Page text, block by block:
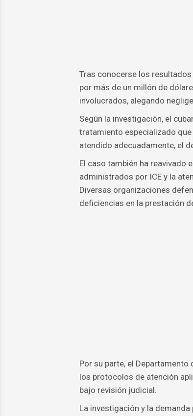
Tras conocerse los
por más de un millón de
involucrados, alegando
Según la investigación, el
tratamiento especializado
atendido adecuadamente, el
El caso también ha reavivado
administrados por ICE y la
Diversas organizaciones
deficiencias en la prestación
Por su parte, el Departamento
los protocolos de atención
bajo revisión judicial.
La investigación y la